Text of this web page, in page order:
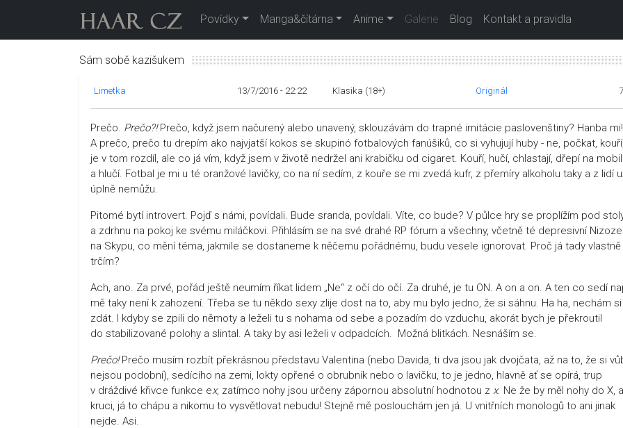
Povídky Manga&čítárna Anime Galerie Blog Kontakt a pravidla
Sám sobě kazišukem
Limetka 13/7/2016 - 22:22 Klasika (18+) Originál 7
Prečo. Prečo?!Prečo, když jsem načurený alebo unavený, sklouzávám do trapné imitácie paslovenštiny? Hanba mi!
A prečo, prečo tu drepím ako najvjatší kokos se skupinó fotbalových fanúšiků, co si vyhujují huby - ne, počkat,
je v tom rozdíl, ale co já vím, když jsem v životě nedržel ani krabičku od cigaret. Kouří, hučí, chlastají, dřepí na
a hlučí. Fotbal je mi u té oranžové lavičky, co na ní sedím, z kouře se mi zvedá kufr, z přemíry alkoholu taky a z lidí
úplně nemůžu.
Pitomé bytí introvert. Pojď s námi, povídali. Bude sranda, povídali. Víte, co bude? V půlce hry se proplížím pod
a zdrhnu na pokoj ke svému miláčkovi. Přihlásím se na své drahé RP fórum a všechny, včetně té depresivní
na Skypu, co mění téma, jakmile se dostaneme k něčemu pořádnému, budu vesele ignorovat. Proč já tady vlastně
trčím?
Ach, ano. Za prvé, pořád ještě neumím říkat lidem „Ne“ z očí do očí. Za druhé, je tu ON. A on a on. A ten co sedí
mě taky není k zahození. Třeba se tu někdo sexy zlije dost na to, aby mu bylo jedno, že si sáhnu. Ha ha, nechám si
zdát. I kdyby se zpili do němoty a leželi tu s nohama od sebe a pozadím do vzduchu, akorát bych je překroutil
do stabilizované polohy a slintal. A taky by asi leželi v odpadcích. Možná blitkách. Nesnáším se.
Prečo!Prečo musím rozbít překrásnou představu Valentina (nebo Davida, ti dva jsou jak dvojčata, až na to, že si
nejsou podobní), sedícího na zemi, lokty opřené o obrubník nebo o lavičku, to je jedno, hlavně ať se opírá, trup
v dráždivé křivce funkce ex, zatímco nohy jsou určeny zápornou absolutní hodnotou z x. Ne že by měl nohy do X,
kruci, já to chápu a nikomu to vysvětlovat nebudu! Stejně mě poslouchám jen já. U vnitřních monologů to ani jinak
nejde. Asi.